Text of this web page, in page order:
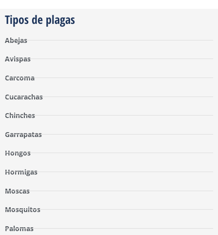
Tipos de plagas
Abejas
Avispas
Carcoma
Cucarachas
Chinches
Garrapatas
Hongos
Hormigas
Moscas
Mosquitos
Palomas